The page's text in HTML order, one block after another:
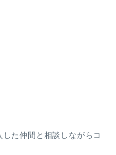
た仲間と相談しながらコ